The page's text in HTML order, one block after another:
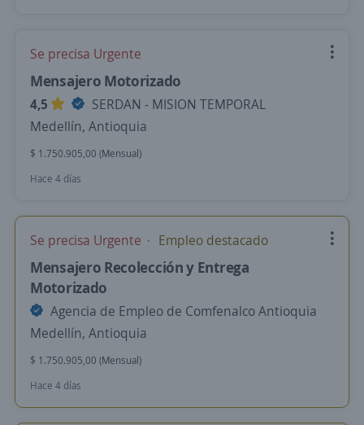
Se precisa Urgente
Mensajero Motorizado
4,5
SERDAN - MISION TEMPORAL
Medellín, Antioquia
$ 1.750.905,00 (Mensual)
Hace 4 días
Se precisa Urgente Empleo destacado
Mensajero Recolección y Entrega
Motorizado
Agencia de Empleo de Comfenalco Antioquia
Medellín, Antioquia
$ 1.750.905,00 (Mensual)
Hace 4 días